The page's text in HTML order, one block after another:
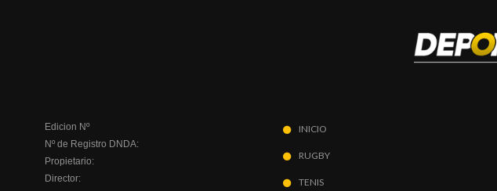
Edicion Nº
Nº de Registro DNDA:
Propietario:
Director:
INICIO
RUGBY
TENIS